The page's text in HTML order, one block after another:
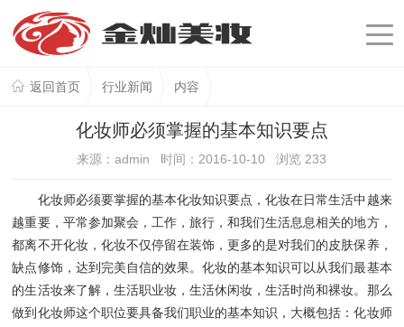
返回首页 行业新闻 内容
化妆师必须掌握的基本知识要点
来源：admin 时间：2016-10-10 浏览 233
化妆师必须要掌握的基本化妆知识要点，化妆在日常生活中越来
越重要，平常参加聚会，工作，旅行，和我们生活息息相关的地方，
都离不开化妆，化妆不仅停留在装饰，更多的是对我们的皮肤保养，
缺点修饰，达到完美自信的效果。化妆的基本知识可以从我们最基本
的生活妆来了解，生活职业妆，生活休闲妆，生活时尚和裸妆。那么
做到化妆师这个职位要具备我们职业的基本知识，大概包括：化妆师